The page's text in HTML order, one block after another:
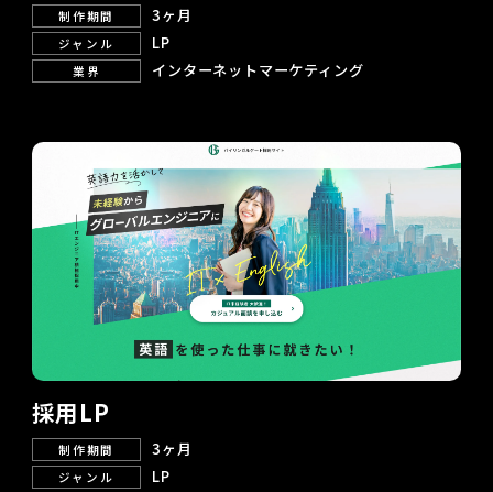
制作期間 3ヶ月
ジャンル LP
業界 インターネットマーケティング
採用LP
制作期間 3ヶ月
ジャンル LP